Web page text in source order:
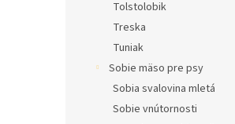
Tolstolobik
Treska
Tuniak
Sobie mäso pre psy
Sobia svalovina mletá
Sobie vnútornosti